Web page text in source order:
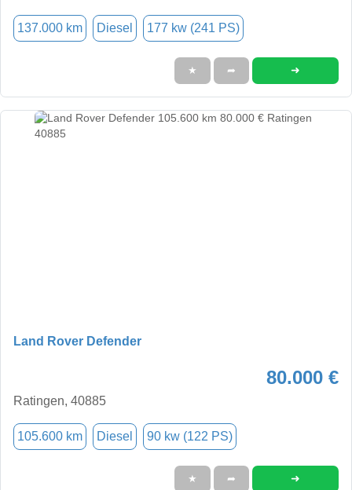
137.000 km Diesel 177 kw (241 PS)
★ ➦ ➜
Land Rover Defender
80.000 €
Ratingen, 40885
105.600 km Diesel 90 kw (122 PS)
★ ➦ ➜